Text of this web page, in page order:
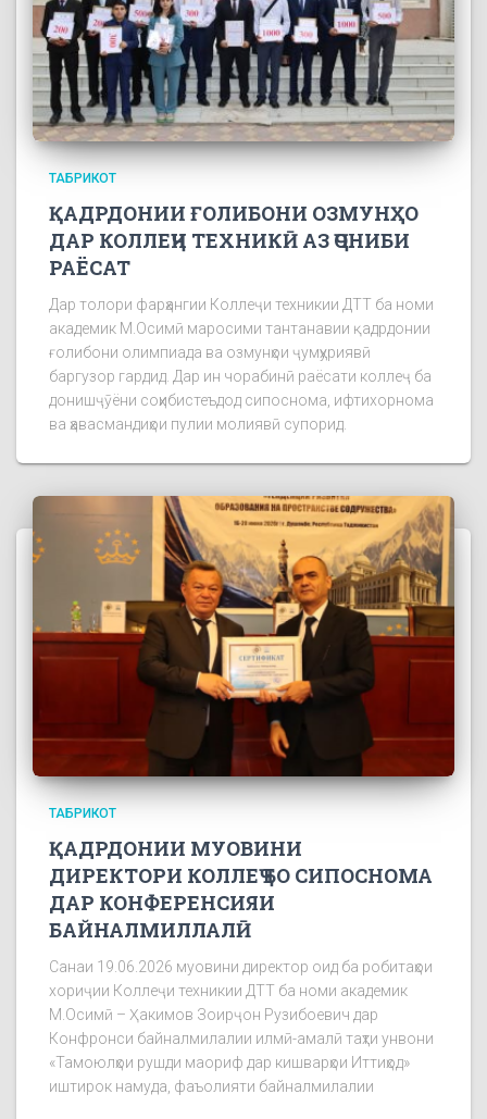
ТАБРИКОТ
ҚАДРДОНИИ ҒОЛИБОНИ ОЗМУНҲО
ДАР КОЛЛЕҶИ ТЕХНИКӢ АЗ ҶОНИБИ
РАЁСАТ
Дар толори фарҳангии Коллеҷи техникии ДТТ ба номи
академик М.Осимӣ маросими тантанавии қадрдонии
ғолибони олимпиада ва озмунҳои ҷумҳуриявӣ
баргузор гардид. Дар ин чорабинӣ раёсати коллеҷ ба
донишҷӯёни соҳибистеъдод сипоснома, ифтихорнома
ва ҳавасмандиҳои пулии молиявӣ супорид.
ТАБРИКОТ
ҚАДРДОНИИ МУОВИНИ
ДИРЕКТОРИ КОЛЛЕҶ БО СИПОСНОМА
ДАР КОНФЕРЕНСИЯИ
БАЙНАЛМИЛЛАЛӢ
Санаи 19.06.2026 муовини директор оид ба робитаҳои
хориҷии Коллеҷи техникии ДТТ ба номи академик
М.Осимӣ – Ҳакимов Зоирҷон Рузибоевич дар
Конфронси байналмилалии илмӣ-амалӣ таҳти унвони
«Тамоюлҳои рушди маориф дар кишварҳои Иттиҳод»
иштирок намуда, фаъолияти байналмилалии